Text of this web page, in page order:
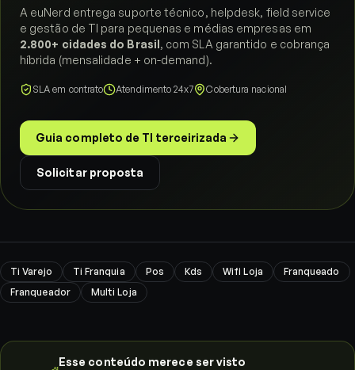
A euNerd entrega suporte técnico, helpdesk, field service
e gestão de TI para pequenas e médias empresas em
2.800+ cidades do Brasil, com SLA garantido e cobrança
híbrida (mensalidade + on-demand).
SLA em contrato Atendimento 24x7 Cobertura nacional
Guia completo de TI terceirizada
Solicitar proposta
Ti Varejo Ti Franquia Pos Kds Wifi Loja
Franqueado
Franqueador
Multi Loja
Esse conteúdo merece ser visto